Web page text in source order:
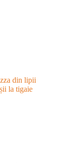
din lipii
la tigaie